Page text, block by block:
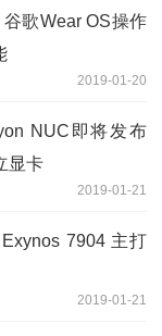
歌Wear OS操作
2019-01-20
NUC即将发布
显卡
2019-01-21
7904 主打
2019-01-21